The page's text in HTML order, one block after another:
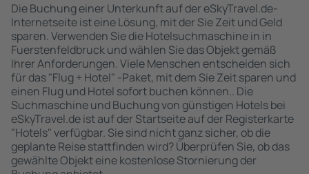
Die Buchung einer Unterkunft auf der eSkyTravel.de-
Internetseite ist eine Lösung, mit der Sie Zeit und Geld
sparen. Verwenden Sie die Hotelsuchmaschine in in
Fuerstenfeldbruck und wählen Sie das Objekt gemäß
Ihrer Anforderungen. Viele Menschen entscheiden sich
für das "Flug + Hotel" -Paket, mit dem Sie Zeit sparen und
einen Flug und Hotel sofort buchen können.. Die
Suchmaschine und Buchung von günstigen Hotels bei
eSkyTravel.de ist auf der Startseite auf der Registerkarte
"Hotels" verfügbar. Sie sind nicht ganz sicher, ob die
geplante Reise stattfinden wird? Überprüfen Sie, ob das
gewählte Objekt eine kostenlose Stornierung der